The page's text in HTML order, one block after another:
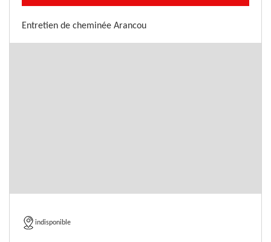
Entretien de cheminée Arancou
indisponible